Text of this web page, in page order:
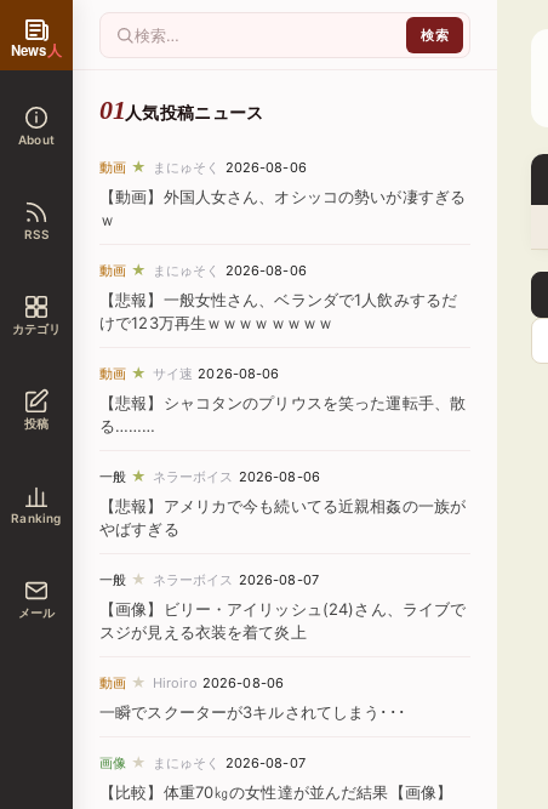
News人
About
RSS
カテゴリ
投稿
Ranking
メール
人気投稿ニュース
動画 ★ まにゅそく 2026-08-06
【動画】外国人女さん、オシッコの勢いが凄すぎる
ｗ
動画 ★ まにゅそく 2026-08-06
【悲報】一般女性さん、ベランダで1人飲みするだ
けで123万再生ｗｗｗｗｗｗｗｗ
動画 ★ サイ速 2026-08-06
【悲報】シャコタンのプリウスを笑った運転手、散
る………
一般 ★ ネラーボイス 2026-08-06
【悲報】アメリカで今も続いてる近親相姦の一族が
やばすぎる
一般 ★ ネラーボイス 2026-08-07
【画像】ビリー・アイリッシュ(24)さん、ライブで
スジが見える衣装を着て炎上
動画 ★ Hiroiro 2026-08-06
一瞬でスクーターが3キルされてしまう･･･
画像 ★ まにゅそく 2026-08-07
【比較】体重70㎏の女性達が並んだ結果【画像】